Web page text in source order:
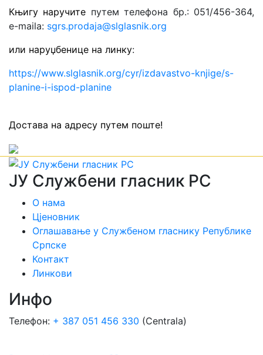
Књигу наручите путем телефона бр.: 051/456-364,
e-mailа: sgrs.prodaja@slglasnik.org
или наруџбенице на линку:
https://www.slglasnik.org/cyr/izdavastvo-knjige/s-
planine-i-ispod-planine
Достава на адресу путем поште!
ЈУ Службени гласник РС
О нама
Цјеновник
Оглашавање у Службеном гласнику Републике
Српске
Контакт
Линкови
Инфо
Телефон: + 387 051 456 330 (Centrala)